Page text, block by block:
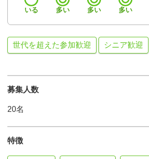
いる 多い 多い 多い
世代を超えた参加歓迎 シニア歓迎
募集人数
20名
特徴